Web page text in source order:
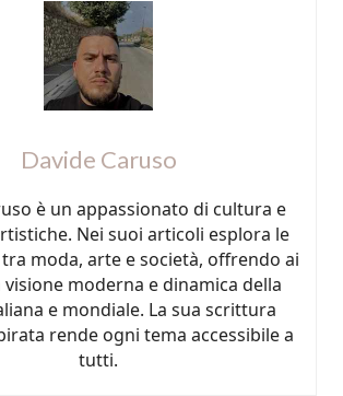
Davide Caruso
è un appassionato di cultura e
Nei suoi articoli esplora le
moda, arte e società, offrendo ai
moderna e dinamica della
e mondiale. La sua scrittura
rende ogni tema accessibile a
tutti.